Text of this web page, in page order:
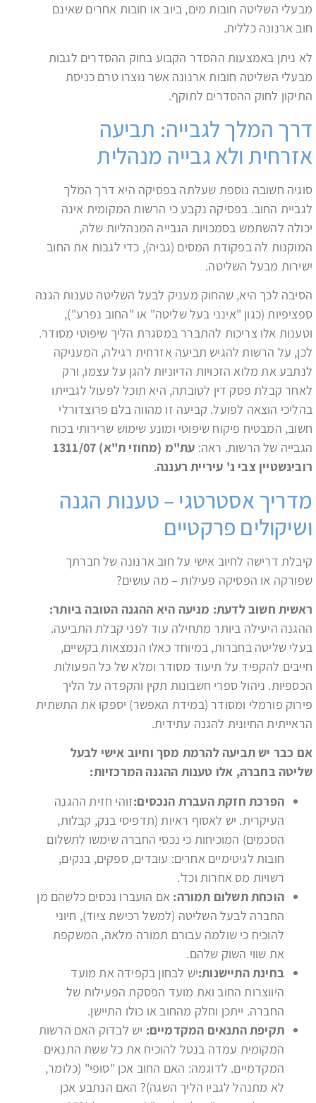
מבעלי השליטה חובות מים, ביוב או חובות אחרים שאינם
חוב ארנונה כללית.
לא ניתן באמצעות ההסדר הקבוע בחוק ההסדרים לגבות
מבעלי השליטה חובות ארנונה אשר נוצרו טרם כניסת
התיקון לחוק ההסדרים לתוקף.
דרך המלך לגבייה: תביעה
אזרחית ולא גבייה מנהלית
סוגיה חשובה נוספת שעלתה בפסיקה היא דרך המלך
לגביית החוב. בפסיקה נקבע כי הרשות המקומית אינה
יכולה להשתמש בסמכויות הגבייה המנהליות שלה,
המוקנות לה בפקודת המסים (גביה), כדי לגבות את החוב
ישירות מבעל השליטה.
הסיבה לכך היא, שהחוק מעניק לבעל השליטה טענות הגנה
ספציפיות (כגון "אינני בעל שליטה" או "החוב נפרע"),
וטענות אלו צריכות להתברר במסגרת הליך שיפוטי מסודר.
לכן, על הרשות להגיש תביעה אזרחית רגילה, המעניקה
לנתבע את מלוא הזכויות הדיוניות להגן על עצמו, ורק
לאחר קבלת פסק דין לטובתה, היא תוכל לפעול לגבייתו
בהליכי הוצאה לפועל. קביעה זו מהווה בלם פרוצדורלי
חשוב, המבטיח פיקוח שיפוטי ומונע שימוש שרירותי בכוח
הגבייה של הרשות. ראה:
עת"מ (מחוזי ת"א) 1311/07
רובינשטיין צבי נ' עיריית רעננה.
מדריך אסטרטגי – טענות הגנה
ושיקולים פרקטיים
קיבלת דרישה לחיוב אישי על חוב ארנונה של חברתך
שפורקה או הפסיקה פעילות – מה עושים?
ראשית חשוב לדעת: מניעה היא ההגנה הטובה ביותר:
ההגנה היעילה ביותר מתחילה עוד לפני קבלת התביעה.
בעלי שליטה בחברות, במיוחד כאלו הנמצאות בקשיים,
חייבים להקפיד על תיעוד מסודר ומלא של כל הפעולות
הכספיות. ניהול ספרי חשבונות תקין והקפדה על הליך
פירוק פורמלי ומסודר (במידת האפשר) יספקו את התשתית
הראייתית החיונית להגנה עתידית.
אם כבר יש תביעה להרמת מסך וחיוב אישי לבעל
שליטה בחברה, אלו טענות ההגנה המרכזיות:
הפרכת חזקת העברת הנכסים:זוהי חזית ההגנה
העיקרית. יש לאסוף ראיות (תדפיסי בנק, קבלות,
הסכמים) המוכיחות כי נכסי החברה שימשו לתשלום
חובות לגיטימיים אחרים: עובדים, ספקים, בנקים,
רשויות מס אחרות וכד'.
הוכחת תשלום תמורה: אם הועברו נכסים כלשהם מן
החברה לבעל השליטה (למשל רכישת ציוד), חיוני
להוכיח כי שולמה עבורם תמורה מלאה, המשקפת
את שווי השוק שלהם.
בחינת התיישנות:יש לבחון בקפידה את מועד
היווצרות החוב ואת מועד הפסקת הפעילות של
החברה. ייתכן וחלק מהחוב או כולו התיישן.
תקיפת התנאים המקדמיים: יש לבדוק האם הרשות
המקומית עמדה בנטל להוכיח את כל ששת התנאים
המקדמיים. לדוגמה: האם החוב אכן "סופי" (כלומר,
לא מתנהל לגביו הליך השגה)? האם הנתבע אכן